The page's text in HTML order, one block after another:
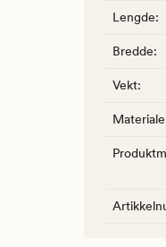
Lengde:
Bredde:
Vekt:
Materiale